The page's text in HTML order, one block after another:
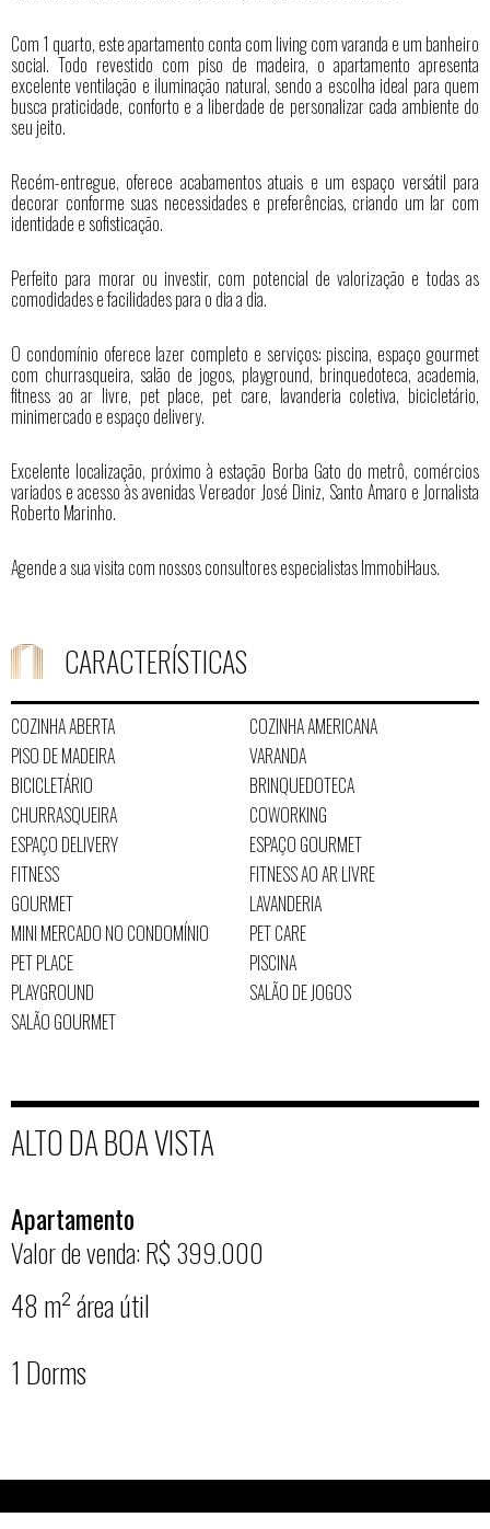
Com 1 quarto, este apartamento conta com living com varanda e um banheiro
social. Todo revestido com piso de madeira, o apartamento apresenta
excelente ventilação e iluminação natural, sendo a escolha ideal para quem
busca praticidade, conforto e a liberdade de personalizar cada ambiente do
seu jeito.
Recém-entregue, oferece acabamentos atuais e um espaço versátil para
decorar conforme suas necessidades e preferências, criando um lar com
identidade e sofisticação.
Perfeito para morar ou investir, com potencial de valorização e todas as
comodidades e facilidades para o dia a dia.
O condomínio oferece lazer completo e serviços: piscina, espaço gourmet
com churrasqueira, salão de jogos, playground, brinquedoteca, academia,
fitness ao ar livre, pet place, pet care, lavanderia coletiva, bicicletário,
minimercado e espaço delivery.
Excelente localização, próximo à estação Borba Gato do metrô, comércios
variados e acesso às avenidas Vereador José Diniz, Santo Amaro e Jornalista
Roberto Marinho.
Agende a sua visita com nossos consultores especialistas ImmobiHaus.
CARACTERÍSTICAS
COZINHA ABERTA
COZINHA AMERICANA
PISO DE MADEIRA
VARANDA
BICICLETÁRIO
BRINQUEDOTECA
CHURRASQUEIRA
COWORKING
ESPAÇO DELIVERY
ESPAÇO GOURMET
FITNESS
FITNESS AO AR LIVRE
GOURMET
LAVANDERIA
MINI MERCADO NO CONDOMÍNIO
PET CARE
PET PLACE
PISCINA
PLAYGROUND
SALÃO DE JOGOS
SALÃO GOURMET
ALTO DA BOA VISTA
Apartamento
Valor de venda: R$ 399.000
48 m² área útil
1 Dorms